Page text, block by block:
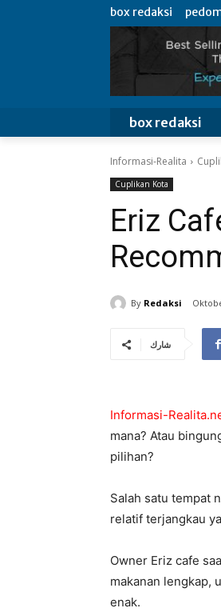
box redaksi
box redaksi
Informasi-Realita
Cuplikan Kota
Eriz
By Redaksi
شارك
Informasi-
mana? Atau
pilihan?
Salah satu tempat
relatif terjangkau
Owner Eriz cafe
makanan lengkap,
enak.